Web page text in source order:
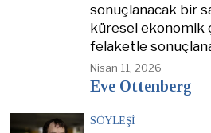
sonuçlanacak bir
küresel ekonomik
felaketle
Nisan 11, 2026
Eve Ottenberg
SÖYLEŞI